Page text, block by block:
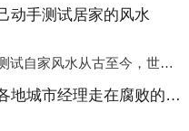
动手测试居家的风水
齐齐哈尔教您怎样测试自家风水从古至今，世界各地的人们都在研究人在乾坤中的位置以及它们所形成的关系。通过探究季节转换、星象变化，并且在所观测到的自然规律的指导下，人们开始认识到居住在不同住宅中的人，其一生中的财
齐齐哈尔蓝犀牛各地城市经理走在腐败的道路上